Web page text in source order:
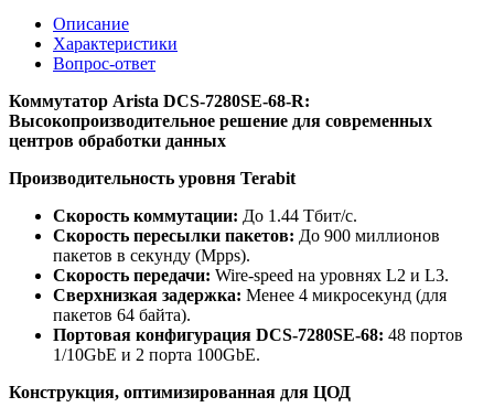
Описание
Характеристики
Вопрос-ответ
Коммутатор Arista DCS-7280SE-68-R:
Высокопроизводительное решение для современных
центров обработки данных
Производительность уровня Terabit
Скорость коммутации: До 1.44 Тбит/с.
Скорость пересылки пакетов: До 900 миллионов
пакетов в секунду (Mpps).
Скорость передачи: Wire-speed на уровнях L2 и L3.
Сверхнизкая задержка: Менее 4 микросекунд (для
пакетов 64 байта).
Портовая конфигурация DCS-7280SE-68: 48 портов
1/10GbE и 2 порта 100GbE.
Конструкция, оптимизированная для ЦОД